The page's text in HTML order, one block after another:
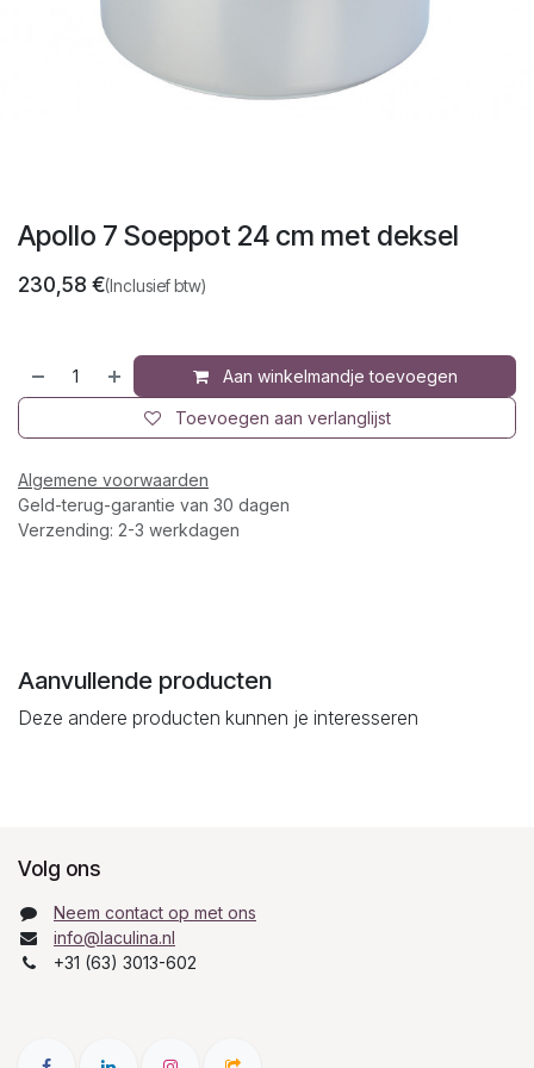
Apollo 7 Soeppot 24 cm met deksel
230,58 €(Inclusief btw)
Aan winkelmandje toevoegen
Toevoegen aan verlanglijst
Algemene voorwaarden
Geld-terug-garantie van 30 dagen
Verzending: 2-3 werkdagen
Aanvullende producten
Deze andere producten kunnen je interesseren
Volg ons
Neem contact op met ons
info@laculina.nl
+31 (63) 3013-602